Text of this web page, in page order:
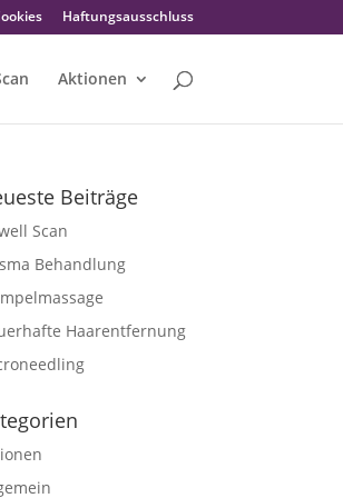
Haftungsausschluss
Aktionen
Beiträge
Scan
Behandlung
Haarentfernung